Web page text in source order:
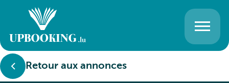
Retour aux annonces